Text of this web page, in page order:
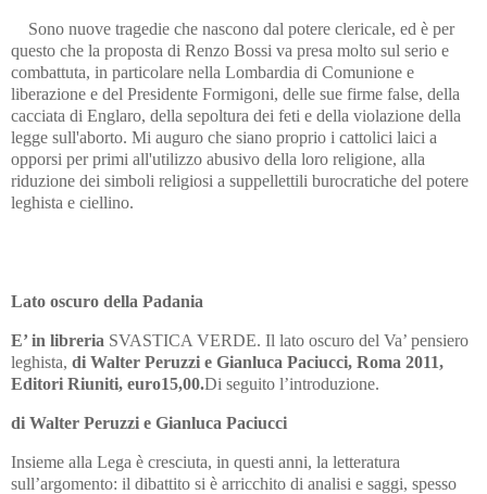
Sono nuove tragedie che nascono dal potere clericale, ed è per
questo che la proposta di Renzo Bossi va presa molto sul serio e
combattuta, in particolare nella Lombardia di Comunione e
liberazione e del Presidente Formigoni, delle sue firme false, della
cacciata di Englaro, della sepoltura dei feti e della violazione della
legge sull'aborto. Mi auguro che siano proprio i cattolici laici a
opporsi per primi all'utilizzo abusivo della loro religione, alla
riduzione dei simboli religiosi a suppellettili burocratiche del potere
leghista e ciellino.
Lato oscuro della Padania
E’ in libreria SVASTICA VERDE. Il lato oscuro del Va’ pensiero
leghista, di Walter Peruzzi e Gianluca Paciucci, Roma 2011,
Editori Riuniti, euro15,00.Di seguito l’introduzione.
di Walter Peruzzi e Gianluca Paciucci
Insieme alla Lega è cresciuta, in questi anni, la letteratura
sull’argomento: il dibattito si è arricchito di analisi e saggi, spesso